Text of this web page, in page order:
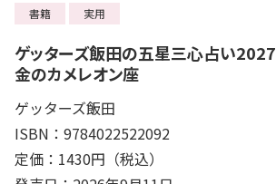
書籍 実用
ゲッターズ飯田の五星三心占い2027
金のカメレオン座
ゲッターズ飯田
ISBN：9784022522092
定価：1430円（税込）